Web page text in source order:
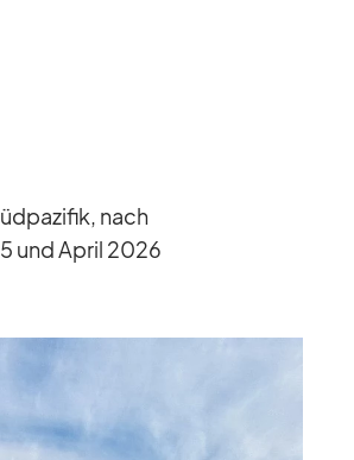
nach
und April 2026